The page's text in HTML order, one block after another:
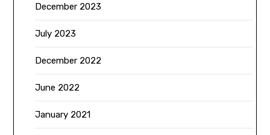
December 2023
July 2023
December 2022
June 2022
January 2021